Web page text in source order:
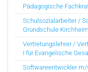
Pädagogische
Schulsozialarbeiter /
Grundschule
Vertretungslehrer /
I für Evangelische
Softwareentwickler